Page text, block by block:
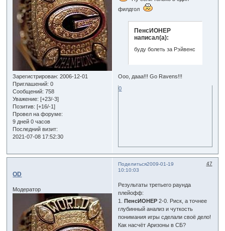
Зарегистрирован: 2006-12-01
Приглашений: 0
Сообщений: 758
Уважение: [+23/-3]
Позитив: [+16/-1]
Провел на форуме:
9 дней 0 часов
Последний визит:
2021-07-08 17:52:30
филдгол
ПенсИОНЕР
написал(а):
буду болеть за Рэйвенс
Ооо, дааа!!! Go Ravens!!!
0
Поделиться 47
2009-01-19
10:10:03
OD
Модератор
Результаты третьего раунда
плейофф:
1.
ПенсИОНЕР 2-0. Риск, а точнее
глубинный анализ и чуткость
понимания игры сделали своё дело!
Как насчёт Аризоны в СБ?